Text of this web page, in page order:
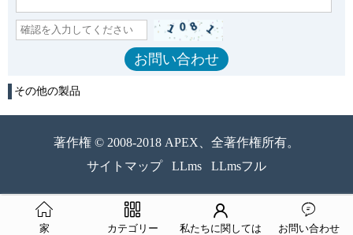
その他の製品
著作権 © 2008-2018 APEX、全著作権所有。
サイトマップ
LLms LLmsフル
家 カテゴリー 私たちに関しては お問い合わせ